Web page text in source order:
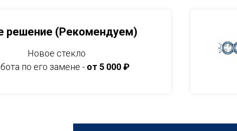
решение (Рекомендуем)
Новое стекло
по его замене - от 5 000 ₽